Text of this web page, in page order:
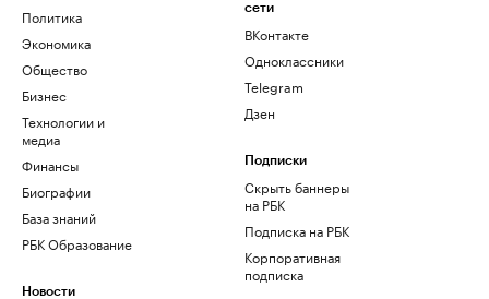
Политика
Экономика
Общество
Бизнес
Технологии и
медиа
Финансы
Биографии
База знаний
РБК Образование
Новости
сети
ВКонтакте
Одноклассники
Telegram
Дзен
Подписки
Скрыть баннеры
на РБК
Подписка на РБК
Корпоративная
подписка